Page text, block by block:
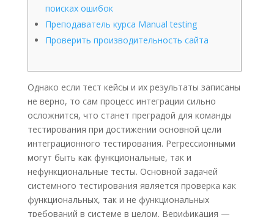
поисках ошибок
Преподаватель курса Manual testing
Проверить производительность сайта
Однако если тест кейсы и их результаты записаны
не верно, то сам процесс интеграции сильно
осложнится, что станет преградой для команды
тестирования при достижении основной цели
интеграционного тестирования. Регрессионными
могут быть как функциональные, так и
нефункциональные тесты. Основной задачей
системного тестирования является проверка как
функциональных, так и не функциональных
требований в системе в целом. Верификация —